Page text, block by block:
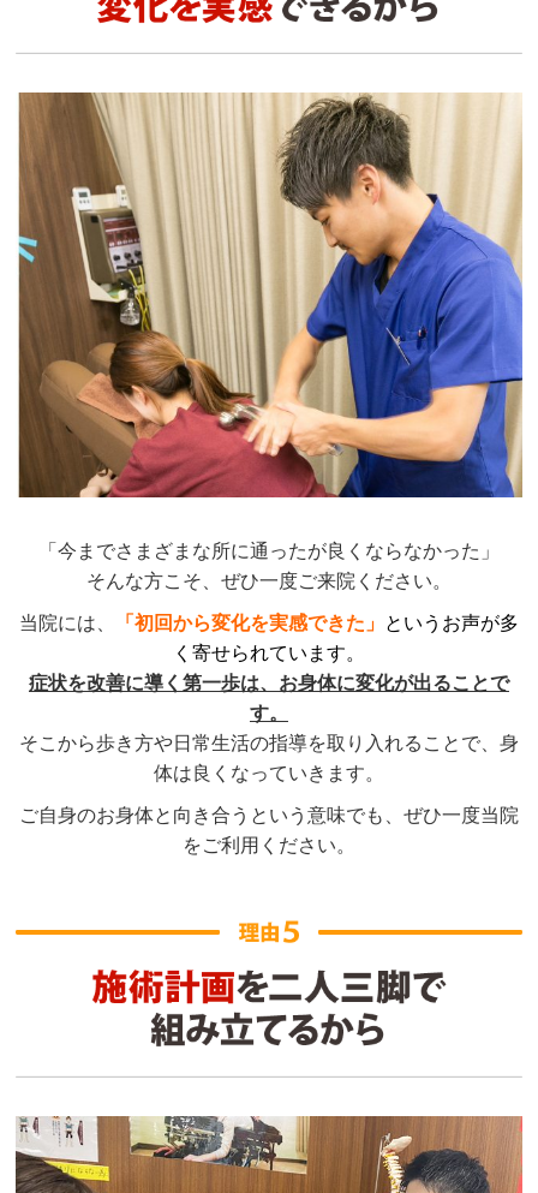
「今までさまざまな所に通ったが良くならなかった」
そんな方こそ、ぜひ一度ご来院ください。
当院には、 「初回から変化を実感できた」 というお声が多
く寄せられています。
症状を改善に導く第一歩は、お身体に変化が出ることで
す。
そこから歩き方や日常生活の指導を取り入れることで、身
体は良くなっていきます。
ご自身のお身体と向き合うという意味でも、ぜひ一度当院
をご利用ください。